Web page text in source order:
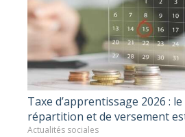
Taxe d’apprentissage 2026 :
répartition et de versement
Actualités sociales